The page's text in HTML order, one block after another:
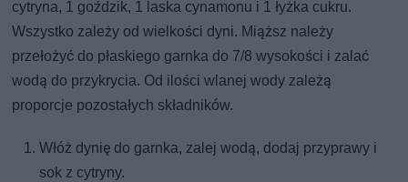
cytryna, 1 goździk, 1 laska cynamonu i 1 łyżka cukru.
Wszystko zależy od wielkości dyni. Miąższ należy
przełożyć do płaskiego garnka do 7/8 wysokości i zalać
wodą do przykrycia. Od ilości wlanej wody zależą
proporcje pozostałych składników.
Włóż dynię do garnka, zalej wodą, dodaj przyprawy i
sok z cytryny.